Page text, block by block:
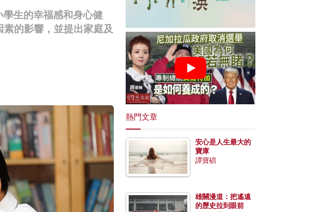
生的幸福感和身心健
的影響，並提出家庭及
熱門文章
安心是人生最大的
寶庫
譚寶碩
雄關漫道：把遙遠
的歷史拉到眼前